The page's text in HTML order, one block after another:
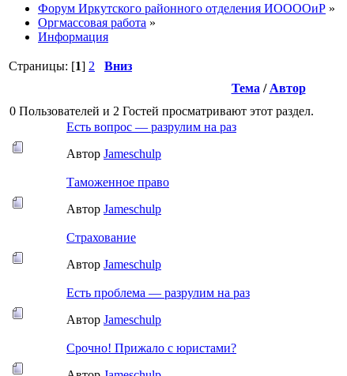
Форум Иркутского районного отделения ИООООиР »
Оргмассовая работа »
Информация
Страницы: [1] 2
Вниз
Тема / Автор
0 Пользователей и 2 Гостей просматривают этот раздел.
Есть вопрос — разрулим на раз
Автор Jameschulp
Таможенное право
Автор Jameschulp
Страхование
Автор Jameschulp
Есть проблема — разрулим на раз
Автор Jameschulp
Срочно! Прижало с юристами?